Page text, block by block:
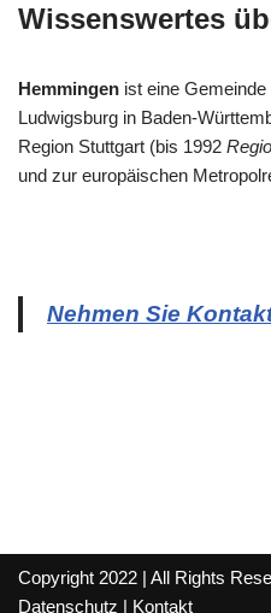
Wissenswertes
Hemmingen ist eine
Ludwigsburg in Baden-
Region Stuttgart (bis 1992
und zur europäischen
Nehmen Sie
Copyright 2022 | All Rights
Datenschutz | Kontakt